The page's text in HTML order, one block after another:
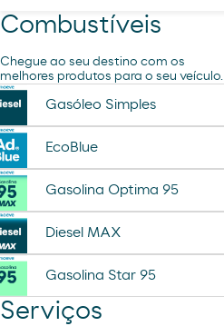
Combustíveis
Chegue ao seu destino com os
melhores produtos para o seu veículo.
Gasóleo Simples
EcoBlue
Gasolina Optima 95
Diesel MAX
Gasolina Star 95
Serviços